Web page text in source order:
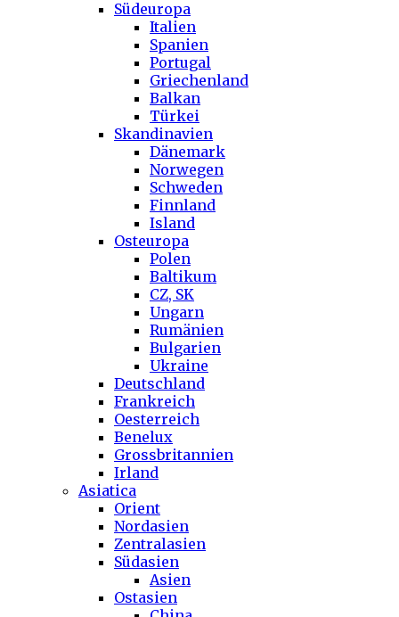
Südeuropa
Italien
Spanien
Portugal
Griechenland
Balkan
Türkei
Skandinavien
Dänemark
Norwegen
Schweden
Finnland
Island
Osteuropa
Polen
Baltikum
CZ, SK
Ungarn
Rumänien
Bulgarien
Ukraine
Deutschland
Frankreich
Oesterreich
Benelux
Grossbritannien
Irland
Asiatica
Orient
Nordasien
Zentralasien
Südasien
Asien
Ostasien